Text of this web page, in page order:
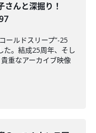
さんと深掘り！
ールドスリープ”-25
。結成25周年、そし
重なアーカイブ映像